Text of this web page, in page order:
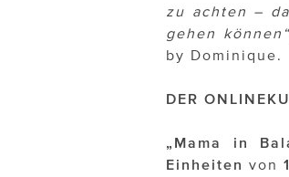
zu achten –
gehen können“
by Dominique.
DER
„Mama in
Einheiten von